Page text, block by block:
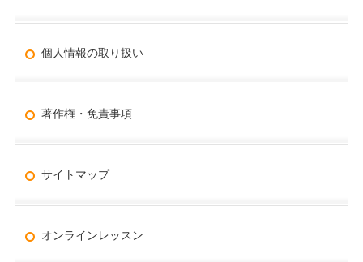
個人情報の取り扱い
著作権・免責事項
サイトマップ
オンラインレッスン